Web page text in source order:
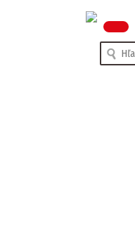
Hľadať